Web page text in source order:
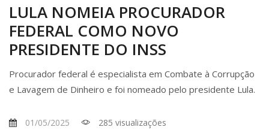
LULA NOMEIA PROCURADOR
FEDERAL COMO NOVO
PRESIDENTE DO INSS
Procurador federal é especialista em Combate à Corrupção
e Lavagem de Dinheiro e foi nomeado pelo presidente Lula.
01/05/2025 285 visualizações